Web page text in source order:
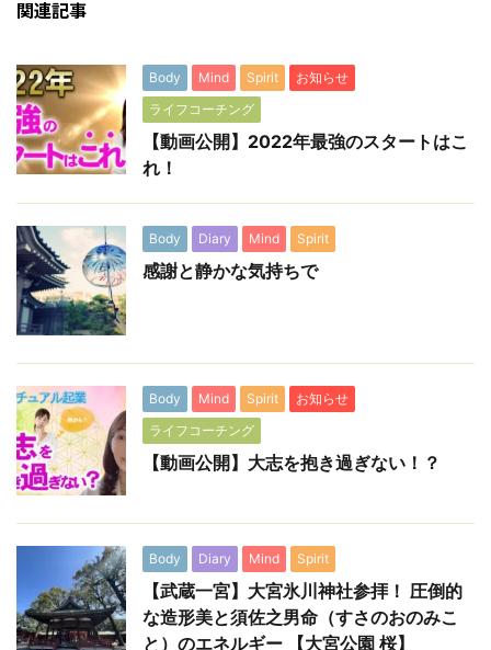
関連記事
Body Mind Spirit
お知らせ
ライフコーチング
【動画公開】2022年最強のスタートはこ
れ！
Body Diary Mind Spirit
感謝と静かな気持ちで
Body Mind Spirit
お知らせ
ライフコーチング
【動画公開】大志を抱き過ぎない！？
Body Diary Mind Spirit
【武蔵一宮】大宮氷川神社参拝！ 圧倒的
な造形美と須佐之男命（すさのおのみこ
と）のエネルギー 【大宮公園 桜】